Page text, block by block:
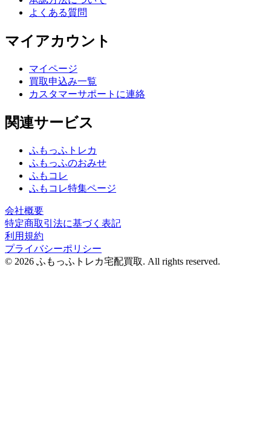
よくある質問
マイアカウント
マイページ
買取申込み一覧
カスタマーサポートに連絡
関連サービス
ふもっふトレカ
ふもっふのおみせ
ふもコレ
ふもコレ特集ページ
会社概要
特定商取引法に基づく表記
利用規約
プライバシーポリシー
© 2026 ふもっふトレカ宅配買取. All rights reserved.